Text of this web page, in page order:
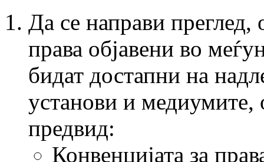
Да се направи преглед,
права објавени во
бидат достапни на
установи и медиумите,
предвид:
Конвенцијата за